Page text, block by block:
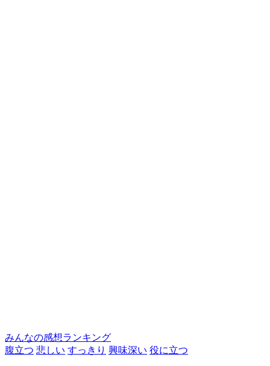
みんなの感想ランキング
腹立つ 悲しい すっきり 興味深い 役に立つ